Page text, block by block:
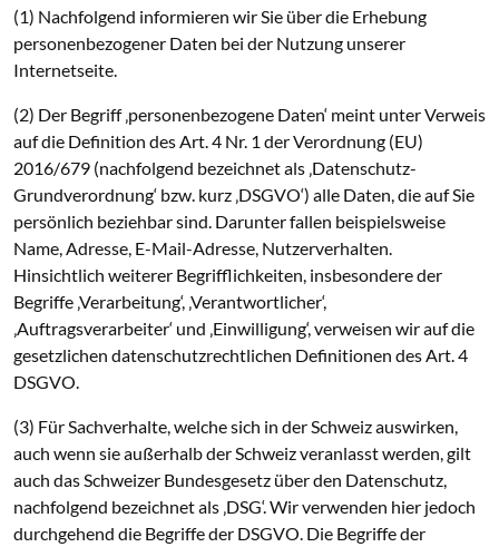
(1) Nachfolgend informieren wir Sie über die Erhebung
personenbezogener Daten bei der Nutzung unserer
Internetseite.
(2) Der Begriff ‚personenbezogene Daten‘ meint unter Verweis
auf die Definition des Art. 4 Nr. 1 der Verordnung (EU)
2016/679 (nachfolgend bezeichnet als ‚Datenschutz-
Grundverordnung‘ bzw. kurz ‚DSGVO‘) alle Daten, die auf Sie
persönlich beziehbar sind. Darunter fallen beispielsweise
Name, Adresse, E-Mail-Adresse, Nutzerverhalten.
Hinsichtlich weiterer Begrifflichkeiten, insbesondere der
Begriffe ‚Verarbeitung‘, ‚Verantwortlicher‘,
‚Auftragsverarbeiter‘ und ‚Einwilligung‘, verweisen wir auf die
gesetzlichen datenschutzrechtlichen Definitionen des Art. 4
DSGVO.
(3) Für Sachverhalte, welche sich in der Schweiz auswirken,
auch wenn sie außerhalb der Schweiz veranlasst werden, gilt
auch das Schweizer Bundesgesetz über den Datenschutz,
nachfolgend bezeichnet als ‚DSG‘. Wir verwenden hier jedoch
durchgehend die Begriffe der DSGVO. Die Begriffe der